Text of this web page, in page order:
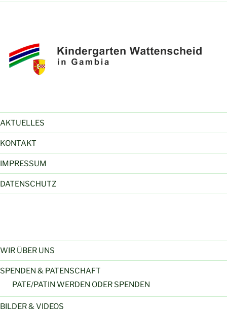
AKTUELLES
KONTAKT
IMPRESSUM
DATENSCHUTZ
WIR ÜBER UNS
SPENDEN & PATENSCHAFT
PATE/PATIN WERDEN ODER SPENDEN
BILDER & VIDEOS